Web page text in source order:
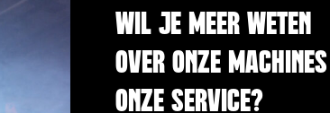
Wil je meer weten
over onze
onze service?